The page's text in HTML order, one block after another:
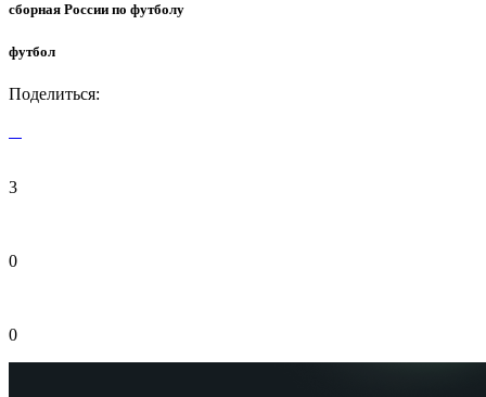
сборная России по футболу
футбол
Поделиться:
3
0
0